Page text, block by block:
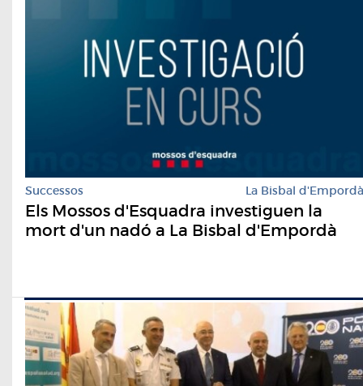
Successos La Bisbal d'Empordà
Els Mossos d'Esquadra investiguen la
mort d'un nadó a La Bisbal d'Empordà